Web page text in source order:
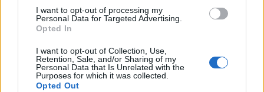
I want to opt-out of processing my
Personal Data for Targeted Advertising.
Opted In
I want to opt-out of Collection, Use,
Retention, Sale, and/or Sharing of my
Personal Data that Is Unrelated with the
Purposes for which it was collected.
Opted Out
Adelina Ismaili rikthehet
bashkëpunimin surprizë
me Gimbo-n
Aksident i rëndë në Papër,
anësore të rrugës